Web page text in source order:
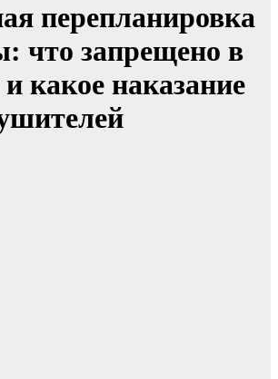
перепланировка
что запрещено в
и какое наказание